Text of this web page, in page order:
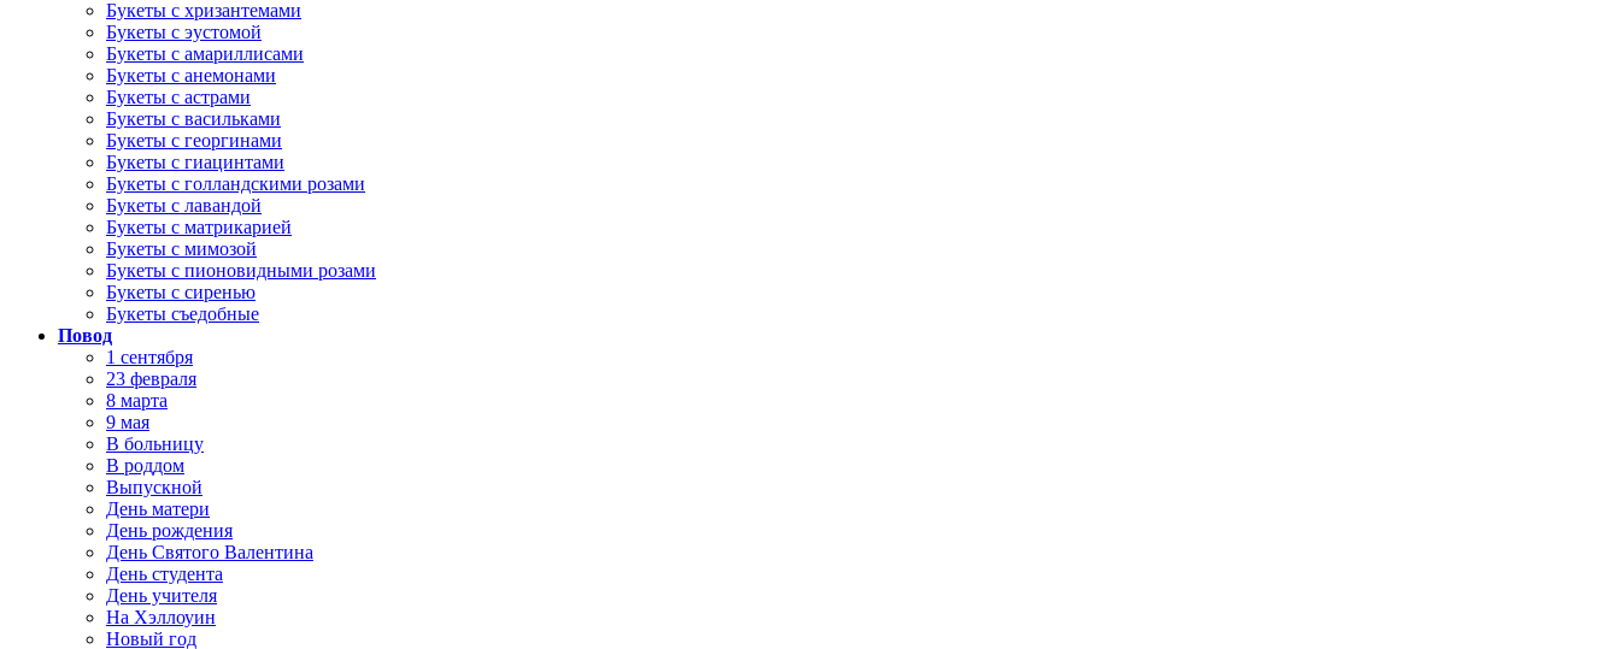
Букеты с хризантемами
Букеты с эустомой
Букеты с амариллисами
Букеты с анемонами
Букеты с астрами
Букеты с васильками
Букеты с георгинами
Букеты с гиацинтами
Букеты с голландскими розами
Букеты с лавандой
Букеты с матрикарией
Букеты с мимозой
Букеты с пионовидными розами
Букеты с сиренью
Букеты съедобные
Повод
1 сентября
23 февраля
8 марта
9 мая
В больницу
В роддом
Выпускной
День матери
День рождения
День Святого Валентина
День студента
День учителя
На Хэллоуин
Новый год